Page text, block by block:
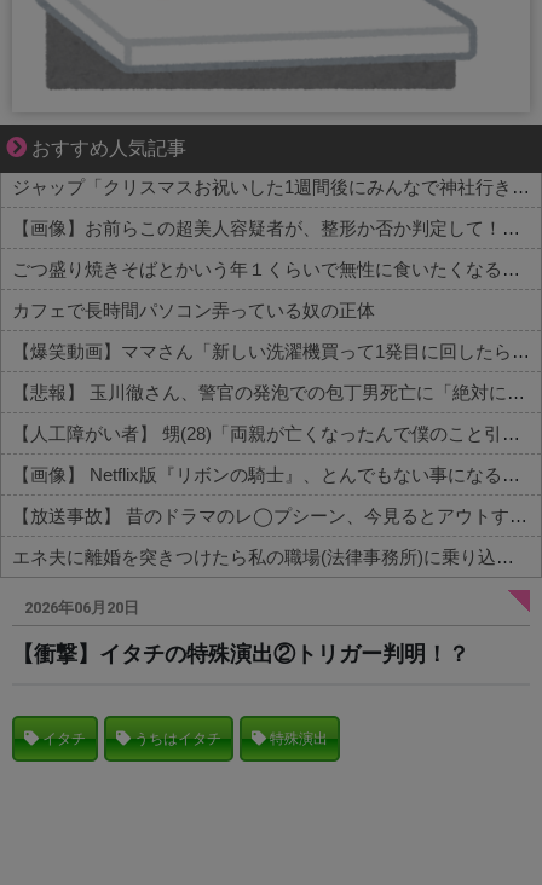
おすすめ人気記事
恋は疑惑に染まり、狂気へ変わる
ジャップ「クリスマスお祝いした1週間後にみんなで神社行きます」←これ
【画像】お前らこの超美人容疑者が、整形か否か判定して！！→画像がこちらw w w w w w w w w w
ごつ盛り焼きそばとかいう年１くらいで無性に食いたくなるやつｗｗｗｗｗｗｗｗ
カフェで長時間パソコン弄っている奴の正体
【爆笑動画】ママさん「新しい洗濯機買って1発目に回したらコレw」←こwれwはw w w w w w w w w w
【悲報】 玉川徹さん、警官の発泡での包丁男死亡に「絶対に死刑にならない罪なのに警察が死刑にした！」 → 元警官のマジレスがコチラ → ………
【人工障がい者】 甥(28)「両親が亡くなったんで僕のこと引き取ってほしいんですけど！」なんでいい年したヒキニートを引き取らなきゃいけないんだ...
【画像】 Netflix版『リボンの騎士』、とんでもない事になるｗｗｗｗｗ
【放送事故】 昔のドラマのレ◯プシーン、今見るとアウトすぎる・・・
エネ夫に離婚を突きつけたら私の職場(法律事務所)に乗り込んできた 堂々と「離婚の法律相談です。母の薦めでこちらに参りました」と言っているが、...
Powered by livedoor 相互RSS
2026年06月20日
【衝撃】イタチの特殊演出②トリガー判明！？
イタチ うちはイタチ 特殊演出